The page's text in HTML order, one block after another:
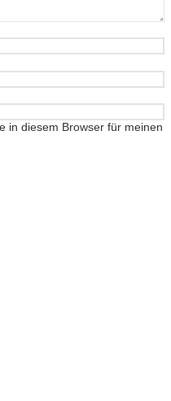
in diesem Browser für meinen